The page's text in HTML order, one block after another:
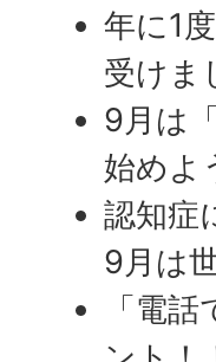
年に1
受けま
9月は
始めよ
認知症
9月は
「電